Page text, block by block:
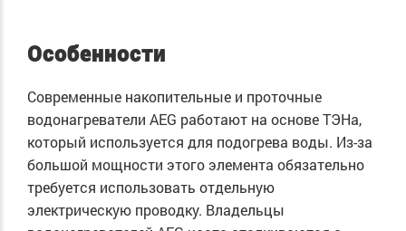
Особенности
Современные накопительные и проточные
водонагреватели AEG работают на основе ТЭНа,
который используется для подогрева воды. Из-за
большой мощности этого элемента обязательно
требуется использовать отдельную
электрическую проводку. Владельцы